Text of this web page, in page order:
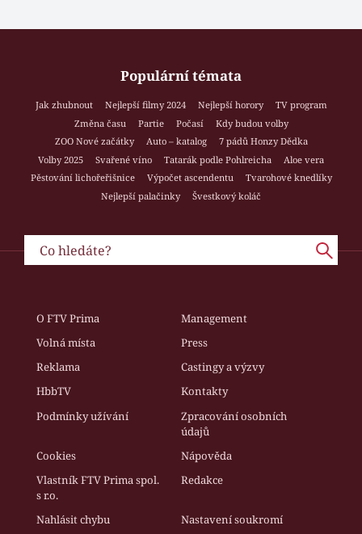
Populární témata
Jak zhubnout Nejlepší filmy 2024 Nejlepší horory
TV program
Změna času
Partie Počasí
Kdy budou volby
ZOO Nové začátky
Auto – katalog
7 pádů Honzy Dědka
Volby 2025
Svařené víno Tatarák podle Pohlreicha
Aloe vera
Pěstování lichořeřišnice
Výpočet ascendentu
Tvarohové knedlíky
Nejlepší palačinky
Švestkový koláč
O FTV Prima
Management
Volná místa
Press
Reklama
Castingy a výzvy
HbbTV
Kontakty
Podmínky užívání
Zpracování osobních
údajů
Cookies
Nápověda
Vlastník FTV Prima spol.
s r.o.
Redakce
Nahlásit chybu Nastavení soukromí